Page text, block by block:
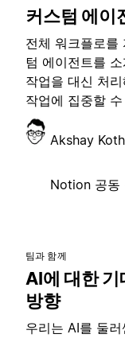
커스텀 에이
전체 워크플로를
텀 에이전트를
작업을 대신 처
작업에 집중할
Akshay
Notion 공동
팀과 함께
AI에 대한
방향
우리는 AI를 둘